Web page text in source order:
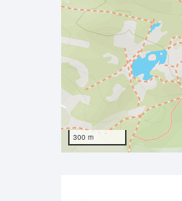
300 m